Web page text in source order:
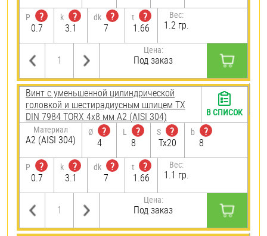
P
?
0.7
k
?
3.1
dk
?
7
t
?
1.66
Вес:
1.2 гр.
Цена:
Под заказ
Винт с уменьшенной цилиндрической
головкой и шестирадиусным шлицем TX
DIN 7984 TORX 4х8 мм А2 (AISI 304)
Материал
А2 (AISI 304)
Ø
?
4
L
?
8
S
?
Tx20
b
?
8
P
?
0.7
k
?
3.1
dk
?
7
t
?
1.66
Вес:
1.1 гр.
Цена:
Под заказ
В СПИСОК